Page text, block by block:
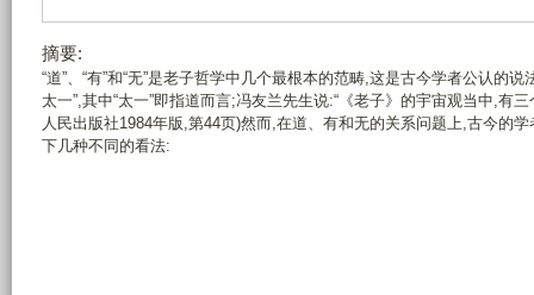
摘要:
“道”、“有”和“无”是老子哲学中几个最根本的范畴,这是古今学者公认的
太一”,其中“太一”即指道而言;冯友兰先生说:“《老子》的宇宙观当中,有
人民出版社1984年版,第44页)然而,在道、有和无的关系问题上,古今的
下几种不同的看法: